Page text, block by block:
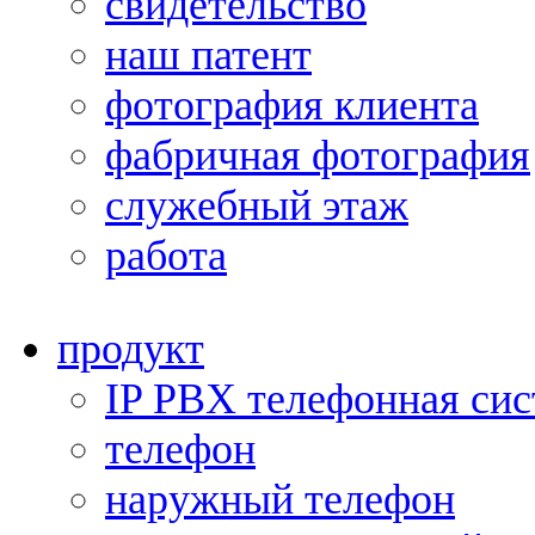
наш патент
фотография клиента
фабричная фотография
служебный этаж
работа
продукт
IP PBX телефонная
телефон
наружный телефон